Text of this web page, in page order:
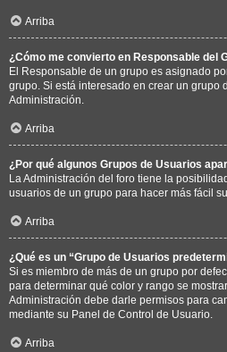
Arriba
¿Cómo me convierto en Responsable del
El Responsable de un grupo es asignado
grupo. Si está interesado en crear un grupo
Administración.
Arriba
¿Por qué algunos Grupos de Usuarios
La Administración del foro tiene la
usuarios de un grupo para hacer más fácil
Arriba
¿Qué es un “Grupo de Usuarios
Si es miembro de más de un grupo por
para determinar qué color y rango se
Administración debe darle permisos para
mediante su Panel de Control de Usuario.
Arriba